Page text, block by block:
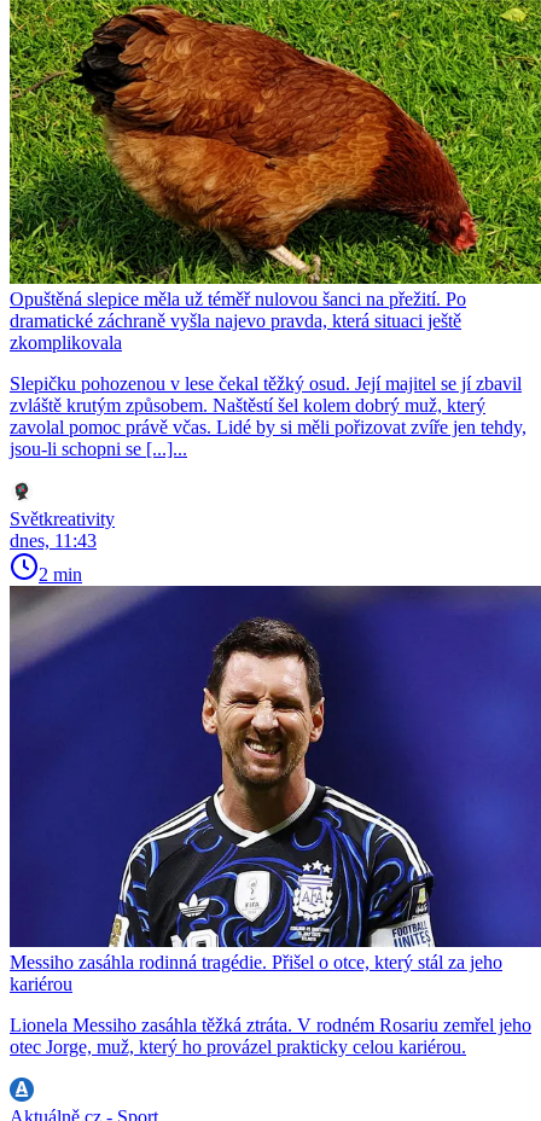
Opuštěná slepice měla už téměř nulovou šanci na přežití. Po
dramatické záchraně vyšla najevo pravda, která situaci ještě
zkomplikovala
Slepičku pohozenou v lese čekal těžký osud. Její majitel se jí zbavil
zvláště krutým způsobem. Naštěstí šel kolem dobrý muž, který
zavolal pomoc právě včas. Lidé by si měli pořizovat zvíře jen tehdy,
jsou-li schopni se [...]...
Světkreativity
dnes, 11:43
2 min
Messiho zasáhla rodinná tragédie. Přišel o otce, který stál za jeho
kariérou
Lionela Messiho zasáhla těžká ztráta. V rodném Rosariu zemřel jeho
otec Jorge, muž, který ho provázel prakticky celou kariérou.
Aktuálně.cz - Sport